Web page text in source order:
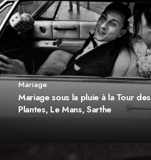
Mariage
Mariage sous la pluie à la Tour des
Plantes, Le Mans, Sarthe